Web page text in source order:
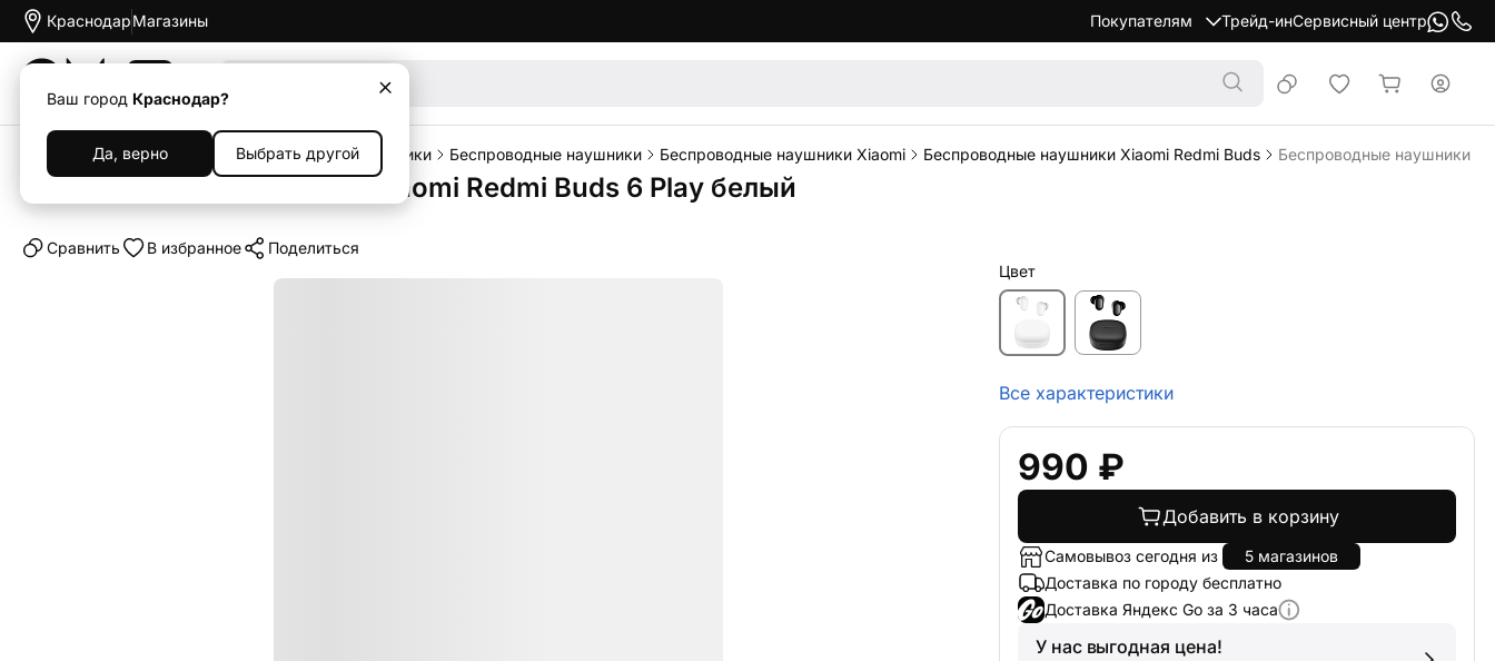
Краснодар
Ваш город Краснодар?
Да, верно Выбрать другой
Магазины Покупателям Трейд-инСервисный центр
Каталог Наушники и колонки Наушники Беспроводные наушники Беспроводные наушники Xiaomi Беспроводные наушники Xiaomi Redmi Buds Беспроводные наушники
Беспроводные наушники Xiaomi Redmi Buds 6 Play белый
Cравнить В избранное Поделиться
Цвет
Все характеристики
990 ₽
Добавить в корзину
Самовывоз сегодня из
5 магазинов
Доставка по городу бесплатно
Доставка Яндекс Go за 3 часа
У нас выгодная цена!